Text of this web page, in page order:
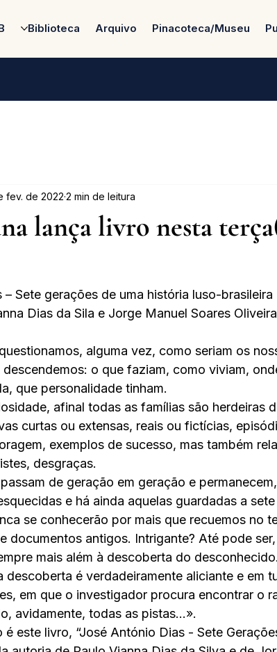
Biblioteca Arquivo Pinacoteca/Museu
lança livro nesta
fev. de 2022 2 min de leitura
Sete gerações de uma história luso-brasileira
Dias da Sila e Jorge Manuel Soares Oliveira
alguma vez, como seriam os
o que faziam, como viviam,
que personalidade tinham.
afinal todas as famílias são herdeiras
curtas ou extensas, reais ou fictícias,
exemplos de sucesso, mas também
desgraças.
de geração em geração e
e há ainda aquelas guardadas a
se conhecerão por mais que recuemos no
documentos antigos. Intrigante? Até pode
mais além à descoberta do
descoberta é verdadeiramente aliciante e em
em que o investigador procura encontrar o
avidamente, todas as pistas…».
é este livro, “José António Dias - Sete